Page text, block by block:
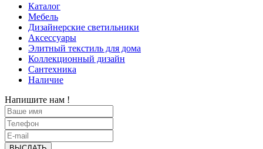
Каталог
Мебель
Дизайнерские светильники
Аксессуары
Элитный текстиль для дома
Коллекционный дизайн
Сантехника
Наличие
Напишите нам !